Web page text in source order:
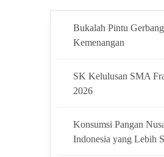
Bukalah Pintu Gerbang
Kemenangan
SK Kelulusan SMA
2026
Konsumsi Pangan
Indonesia yang Lebih